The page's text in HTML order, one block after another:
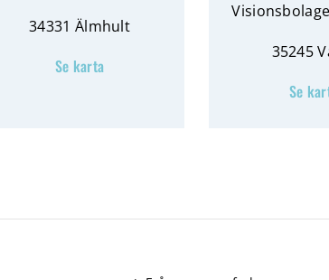
34331 Älmhult
Se karta
35245
Se